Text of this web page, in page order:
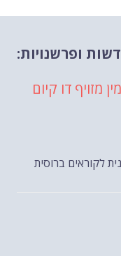
ופרשנויות:
מזויף דו קיום
לקוראים ברוסית